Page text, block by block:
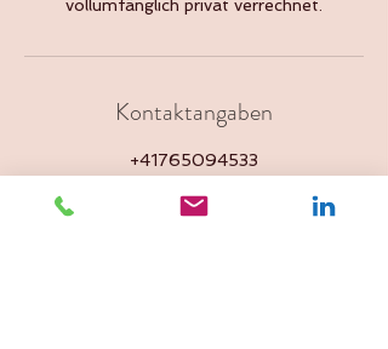
vollumfänglich privat verrechnet.
Kontaktangaben
+41765094533
Switzerland